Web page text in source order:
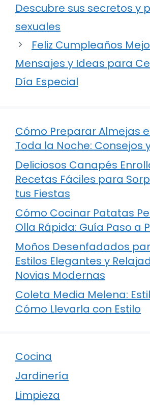
Descubre sus secretos y
sexuales
Feliz Cumpleaños
Mensajes y Ideas para
Día Especial
Cómo Preparar Almejas
Toda la Noche: Consejos
Deliciosos Canapés
Recetas Fáciles para
tus Fiestas
Cómo Cocinar Patatas
Olla Rápida: Guía Paso a
Moños Desenfadados
Estilos Elegantes y
Novias Modernas
Coleta Media Melena:
Cómo Llevarla con Estilo
Cocina
Jardinería
Limpieza